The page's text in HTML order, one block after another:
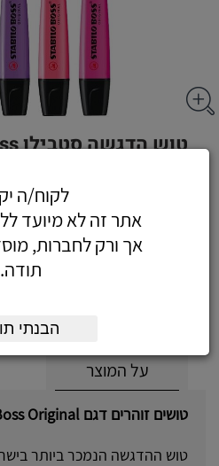
טוש הדגשה סטבילו Boss - בצבע טורקיז
כולל מע"מ
על המוצר
טושים זוהרים דגם Boss Original מבית חברת Stabilo.
טוש ההדגשה הנמכר ביותר
לקוח/ה
אתר זה לא מיועד
אך ורק לחברות,
תודה.
הבנתי